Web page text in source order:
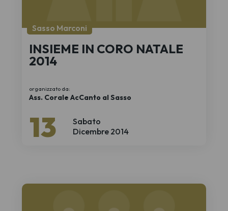
Sabato
13 Dicembre 2014
Sasso Marconi
INSIEME IN CORO NATALE
2014
organizzato da:
Ass. Corale AcCanto al Sasso